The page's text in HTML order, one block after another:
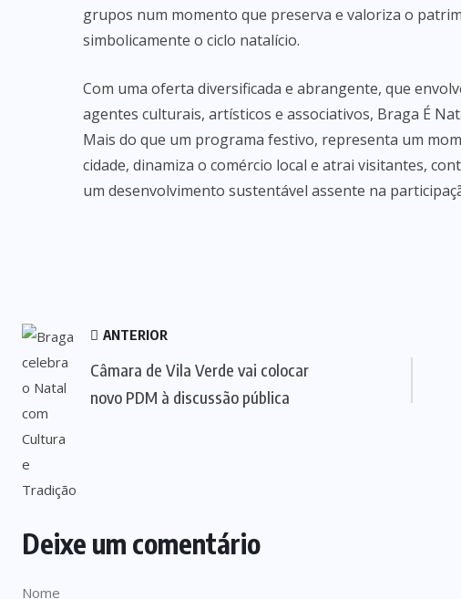
grupos num momento que preserva e valoriza o
simbolicamente o ciclo natalício.
Com uma oferta diversificada e abrangente, que
agentes culturais, artísticos e associativos, Braga É
Mais do que um programa festivo, representa um
cidade, dinamiza o comércio local e atrai visitantes,
um desenvolvimento sustentável assente na
ANTERIOR
Câmara de Vila Verde vai colocar
novo PDM à discussão pública
Deixe um comentário